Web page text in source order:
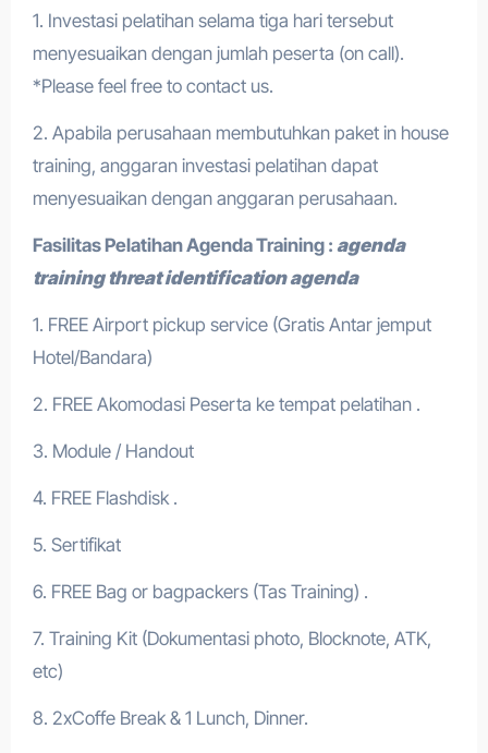
1. Investasi pelatihan selama tiga hari tersebut
menyesuaikan dengan jumlah peserta (on call).
*Please feel free to contact us.
2. Apabila perusahaan membutuhkan paket in house
training, anggaran investasi pelatihan dapat
menyesuaikan dengan anggaran perusahaan.
Fasilitas PelatihanAgenda Training : agenda
training threat identification agenda
1. FREE Airport pickup service (Gratis Antar jemput
Hotel/Bandara)
2. FREE Akomodasi Peserta ke tempat pelatihan .
3. Module / Handout
4. FREE Flashdisk .
5. Sertifikat
6. FREE Bag or bagpackers (Tas Training) .
7. Training Kit (Dokumentasi photo, Blocknote, ATK,
etc)
8. 2xCoffe Break & 1 Lunch, Dinner.